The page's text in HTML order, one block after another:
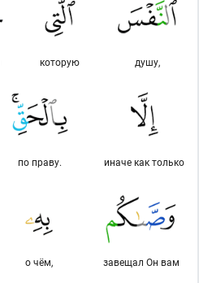
душу,
которую
иначе как только
по праву.
завещал Он вам
о чём,